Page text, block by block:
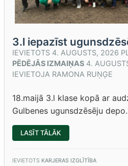
3.l iepazīst
IEVIETOTS 4. AUGUSTS, 2026
PĒDĒJĀS IZMAIŅAS 4.
IEVIETOJA RAMONA RUŅĢE
18.maijā 3.l klase kopā ar
Gulbenes ugunsdzēsēju depo.
LASĪT TĀLĀK
IEPAZĪST
IEVIETOTS KARJERAS IZGLĪTĪBA